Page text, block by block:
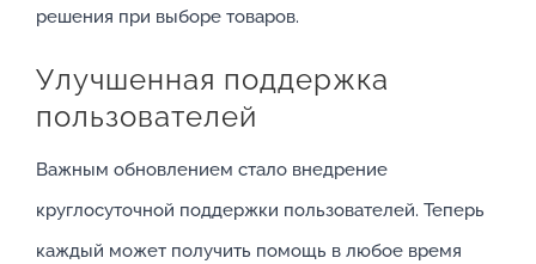
решения при выборе товаров.
Улучшенная поддержка
пользователей
Важным обновлением стало внедрение
круглосуточной поддержки пользователей. Теперь
каждый может получить помощь в любое время